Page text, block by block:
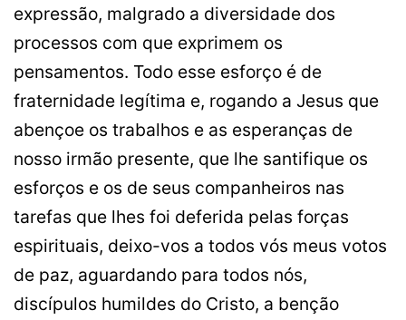
expressão, malgrado a diversidade dos
processos com que exprimem os
pensamentos. Todo esse esforço é de
fraternidade legítima e, rogando a Jesus que
abençoe os trabalhos e as esperanças de
nosso irmão presente, que lhe santifique os
esforços e os de seus companheiros nas
tarefas que lhes foi deferida pelas forças
espirituais, deixo-vos a todos vós meus votos
de paz, aguardando para todos nós,
discípulos humildes do Cristo, a benção